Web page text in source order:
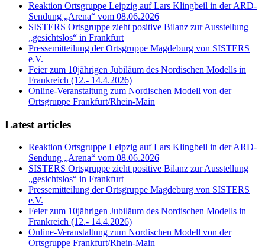
Reaktion Ortsgruppe Leipzig auf Lars Klingbeil in der ARD-
Sendung „Arena“ vom 08.06.2026
SISTERS Ortsgruppe zieht positive Bilanz zur Ausstellung
„gesichtslos“ in Frankfurt
Pressemitteilung der Ortsgruppe Magdeburg von SISTERS
e.V.
Feier zum 10jährigen Jubiläum des Nordischen Modells in
Frankreich (12.- 14.4.2026)
Online-Veranstaltung zum Nordischen Modell von der
Ortsgruppe Frankfurt/Rhein-Main
Latest articles
Reaktion Ortsgruppe Leipzig auf Lars Klingbeil in der ARD-
Sendung „Arena“ vom 08.06.2026
SISTERS Ortsgruppe zieht positive Bilanz zur Ausstellung
„gesichtslos“ in Frankfurt
Pressemitteilung der Ortsgruppe Magdeburg von SISTERS
e.V.
Feier zum 10jährigen Jubiläum des Nordischen Modells in
Frankreich (12.- 14.4.2026)
Online-Veranstaltung zum Nordischen Modell von der
Ortsgruppe Frankfurt/Rhein-Main